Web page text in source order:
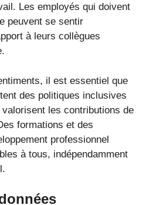
Les employés qui doivent
peuvent se sentir
à leurs collègues
il est essentiel que
des politiques inclusives
les contributions de
formations et des
professionnel
à tous, indépendamment